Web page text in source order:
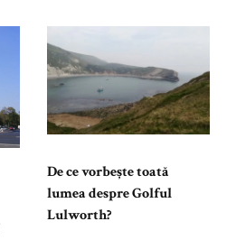
De ce vorbește toată
lumea despre Golful
Lulworth?